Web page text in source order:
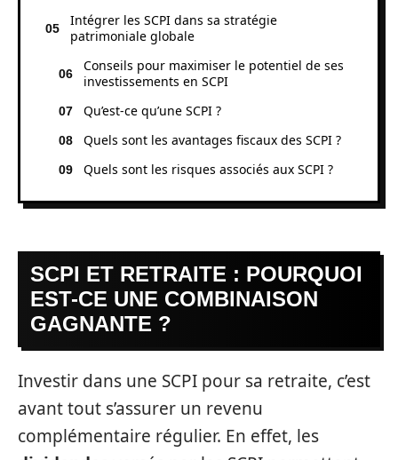
Intégrer les SCPI dans sa stratégie
patrimoniale globale
Conseils pour maximiser le potentiel de ses
investissements en SCPI
Qu’est-ce qu’une SCPI ?
Quels sont les avantages fiscaux des SCPI ?
Quels sont les risques associés aux SCPI ?
SCPI ET RETRAITE : POURQUOI
EST-CE UNE COMBINAISON
GAGNANTE ?
Investir dans une SCPI pour sa retraite, c’est
avant tout s’assurer un revenu
complémentaire régulier. En effet, les